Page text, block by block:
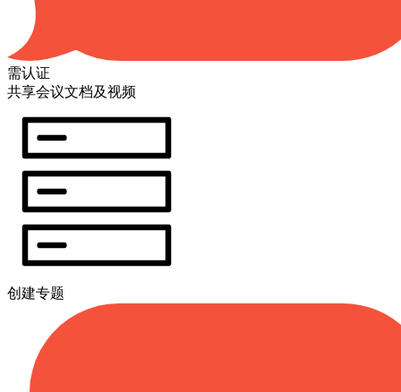
需认证
共享会议文档及视频
创建专题